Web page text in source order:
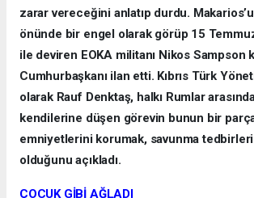
zarar vereceğini anlatıp durdu.
önünde bir engel olarak görüp 15
ile deviren EOKA militanı Nikos Sampson
Cumhurbaşkanı ilan etti. Kıbrıs Türk
olarak Rauf Denktaş, halkı Rumlar
kendilerine düşen görevin bunun bir
emniyetlerini korumak, savunma
olduğunu açıkladı.
ÇOCUK GİBİ AĞLADI